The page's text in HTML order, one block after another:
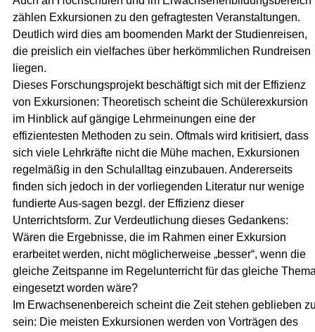
zählen Exkursionen zu den gefragtesten Veranstaltungen.
Deutlich wird dies am boomenden Markt der Studienreisen,
die preislich ein vielfaches über herkömmlichen Rundreisen
liegen.
Dieses Forschungsprojekt beschäftigt sich mit der Effizienz
von Exkursionen: Theoretisch scheint die Schülerexkursion
im Hinblick auf gängige Lehrmeinungen eine der
effizientesten Methoden zu sein. Oftmals wird kritisiert, dass
sich viele Lehrkräfte nicht die Mühe machen, Exkursionen
regelmäßig in den Schulalltag einzubauen. Andererseits
finden sich jedoch in der vorliegenden Literatur nur wenige
fundierte Aus-sagen bezgl. der Effizienz dieser
Unterrichtsform. Zur Verdeutlichung dieses Gedankens:
Wären die Ergebnisse, die im Rahmen einer Exkursion
erarbeitet werden, nicht möglicherweise „besser“, wenn die
gleiche Zeitspanne im Regelunterricht für das gleiche
eingesetzt worden wäre?
Im Erwachsenenbereich scheint die Zeit stehen geblieben
sein: Die meisten Exkursionen werden von Vorträgen des